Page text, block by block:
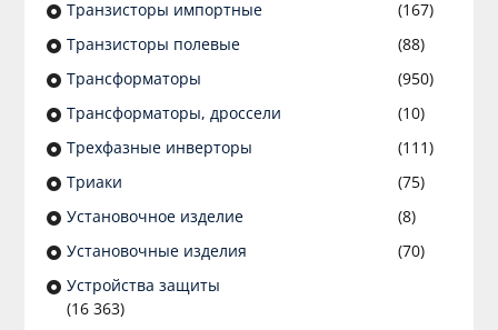
Транзисторы импортные
(167)
Транзисторы полевые
(88)
Трансформаторы
(950)
Трансформаторы, дроссели
(10)
Трехфазные инверторы
(111)
Триаки
(75)
Установочное изделие
(8)
Установочные изделия
(70)
Устройства защиты
(16 363)